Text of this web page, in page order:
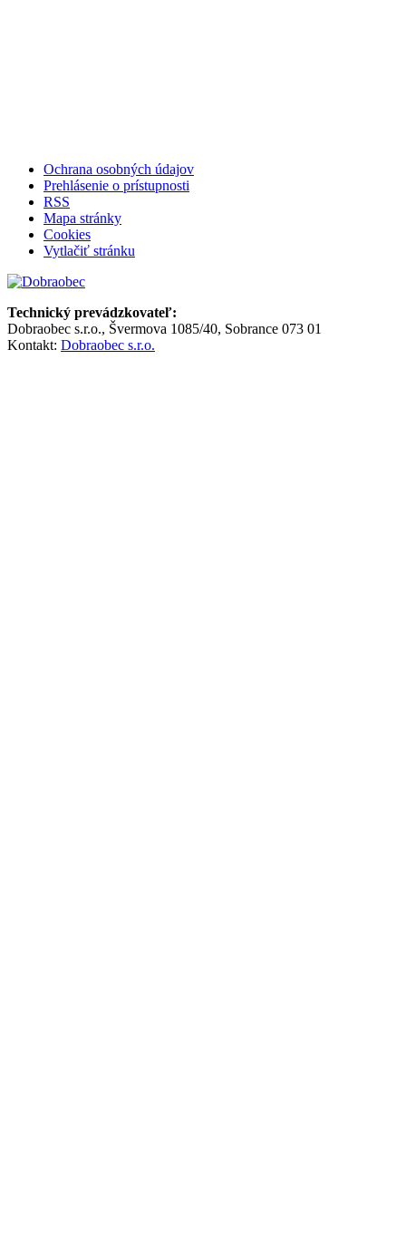
Ochrana osobných údajov
Prehlásenie o prístupnosti
RSS
Mapa stránky
Cookies
Vytlačiť stránku
Technický prevádzkovateľ:
Dobraobec s.r.o., Švermova 1085/40, Sobrance 073 01
Kontakt: Dobraobec s.r.o.